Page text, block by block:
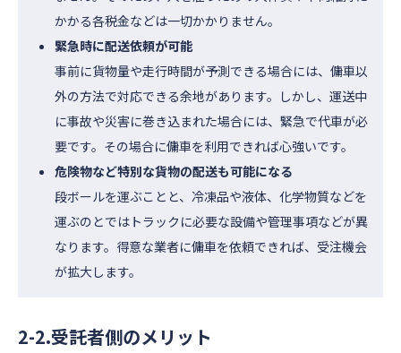
かかる各税金などは一切かかりません。
緊急時に配送依頼が可能
事前に貨物量や走行時間が予測できる場合には、傭車以
外の方法で対応できる余地があります。しかし、運送中
に事故や災害に巻き込まれた場合には、緊急で代車が必
要です。その場合に傭車を利用できれば心強いです。
危険物など特別な貨物の配送も可能になる
段ボールを運ぶことと、冷凍品や液体、化学物質などを
運ぶのとではトラックに必要な設備や管理事項などが異
なります。得意な業者に傭車を依頼できれば、受注機会
が拡大します。
2-2.受託者側のメリット